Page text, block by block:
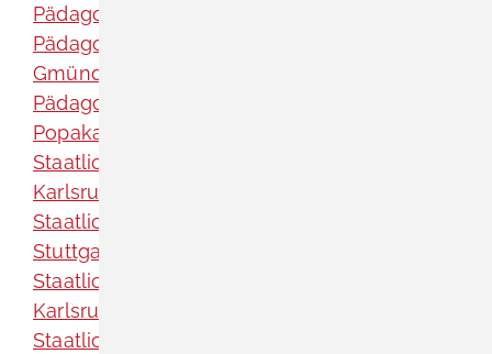
Pädagogische Hochschule Ludwigsburg
Pädagogische Hochschule Schwäbisch
Gmünd
Pädagogische Hochschule Weingarten
Popakademie Baden-Württemberg GmbH
Staatliche Akademie der Bildenden Künste
Karlsruhe
Staatliche Akademie der bildenden Künste
Stuttgart
Staatliche Hochschule für Gestaltung
Karlsruhe
Staatliche Hochschule für Musik Freiburg